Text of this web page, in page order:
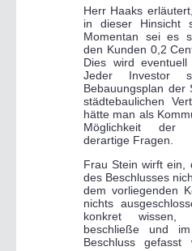
Herr Haaks
in dieser Hinsicht
Momentan sei es
den Kunden 0,2
Dies wird eventuell
Jeder Investor
Bebauungsplan der
städtebaulichen
hätte man als
Möglichkeit der
derartige Fragen.
Frau Stein wirft ein,
des Beschlusses
dem vorliegenden
nichts
konkret
beschließe und
Beschluss